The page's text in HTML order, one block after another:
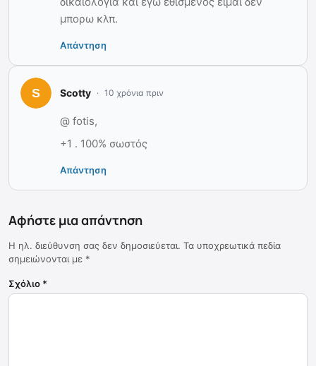
μπορω κλπ.
Απάντηση
Scotty 10 χρόνια πριν
@ fotis,
+1 . 100% σωστός
Απάντηση
Αφήστε μια απάντηση
Η ηλ. διεύθυνση σας δεν δημοσιεύεται. Τα υποχρεωτικά πεδία
σημειώνονται με *
Σχόλιο *